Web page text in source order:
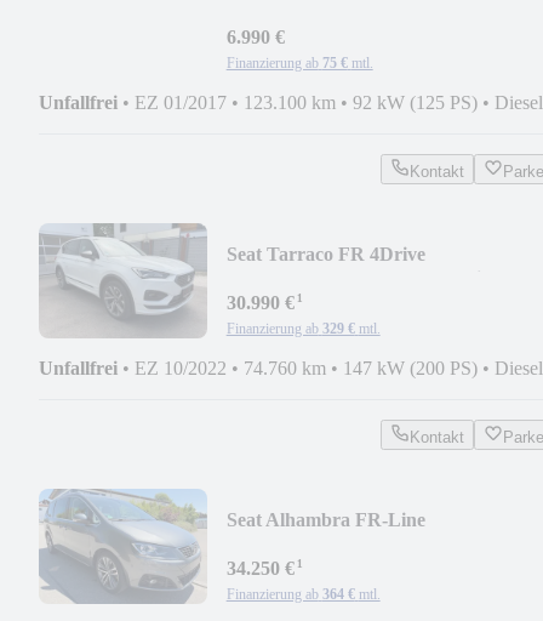
6.990 €
Finanzierung ab 75 € mtl.
Unfallfrei • EZ 01/2017 • 123.100 km • 92 kW (125 PS) • Diesel
Kontakt
Seat Tarraco FR 4Drive
30.990 €¹
Finanzierung ab 329 € mtl.
Unfallfrei • EZ 10/2022 • 74.760 km • 147 kW (200 PS) • Diesel
Kontakt
Seat Alhambra FR-Line
34.250 €¹
Finanzierung ab 364 € mtl.